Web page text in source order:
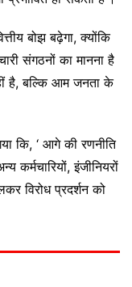
बोझ बढ़ेगा, क्योंकि
संगठनों का मानना है
है, बल्कि आम जनता के
कि, ‘ आगे की रणनीति
कर्मचारियों, इंजीनियरों
विरोध प्रदर्शन को